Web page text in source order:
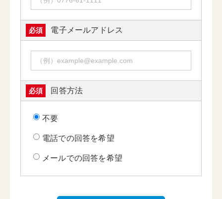
必須 電子メールアドレス
必須 回答方法
不要
電話での回答を希望
メールでの回答を希望